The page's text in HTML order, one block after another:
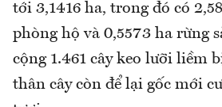
tới 3,1416 ha, trong đó có
phòng hộ và 0,5573 ha rừng
cộng 1.461 cây keo lưỡi liềm
thân cây còn để lại gốc mới